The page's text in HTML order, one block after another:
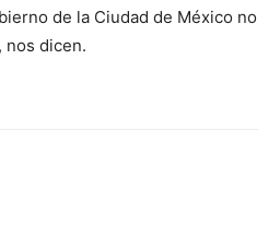
de la Ciudad de México no
nos dicen.